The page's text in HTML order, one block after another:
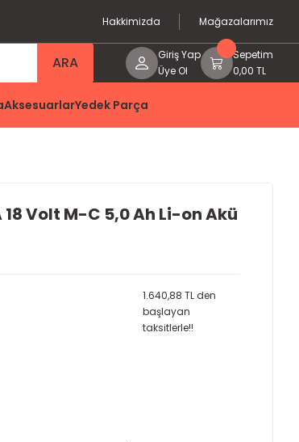
Hakkimizda Mağazalarımız
ARA
Giriş Yap
Üye Ol
Sepetim
0,00 TL
AksesuarlarYedek Parça
Volt M-C 5,0 Ah Li-on Akü
1.640,88 TL den
başlayan
taksitlerle!!